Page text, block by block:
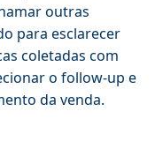
outras
para esclarecer
coletadas com
o follow-up e
da venda.